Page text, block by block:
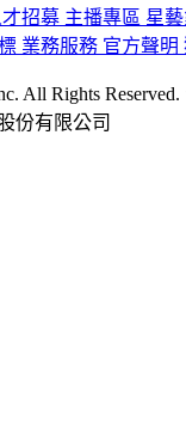
才招募 主播專區 星
業務服務 官方聲明
All Rights
份有限公司